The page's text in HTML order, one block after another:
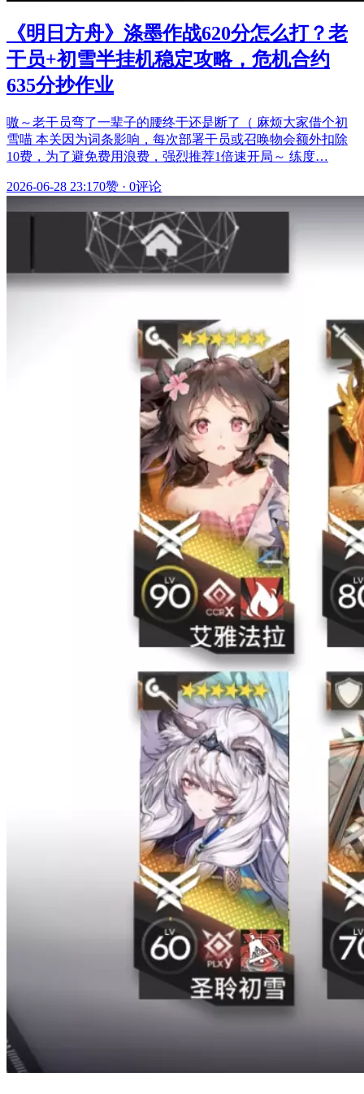
《明日方舟》涤墨作战620分怎么打？老
干员+初雪半挂机稳定攻略，危机合约
635分抄作业
嗷～老干员弯了一辈子的腰终于还是断了（ 麻烦大家借个初
雪喵 本关因为词条影响，每次部署干员或召唤物会额外扣除
10费，为了避免费用浪费，强烈推荐1倍速开局～ 练度…
2026-06-28 23:170赞 · 0评论